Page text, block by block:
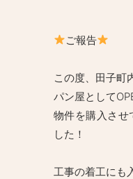
ご報告
この度、田子町
パン屋として
物件を購入させ
した！
工事の着工にも